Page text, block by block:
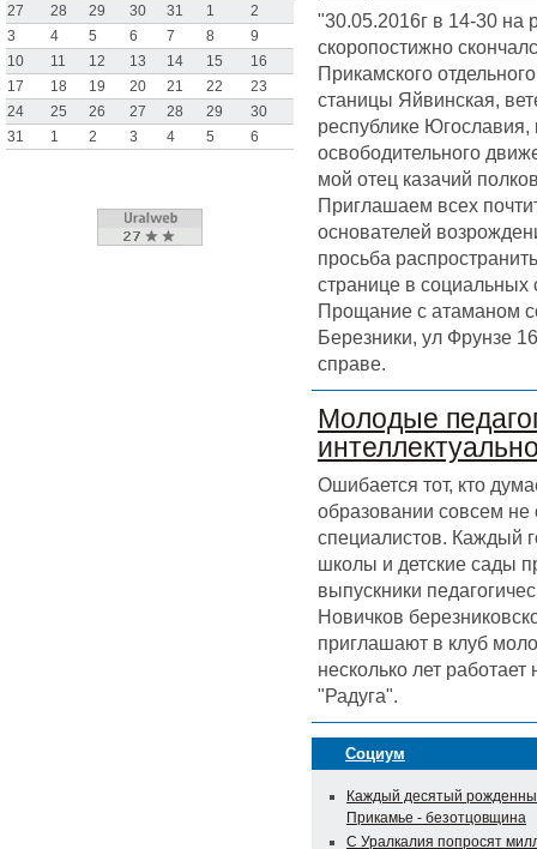
"30.05.2016г в 14-30 на
скоропостижно
Прикамского
станицы Яйвинская,
республике
освободительного
мой отец казачий
Приглашаем всех
основателей
просьба
странице в
Прощание с атаманом
Березники, ул Фрунзе
справе.
Молодые
Ошибается тот, кто
образовании совсем
специалистов. Каждый
школы и детские сады
выпускники
Новичков
приглашают в клуб
несколько лет
"Радуга".
Социум
Каждый десятый
Прикамье - безотцовщина
С Уралкалия попросят
27
28 29 30 31 1
2
3
4 5 6 7 8
9
10
11 12 13 14 15
16
17
18 19 20 21 22
23
24
25 26 27 28 29
30
31
1 2 3 4 5 6